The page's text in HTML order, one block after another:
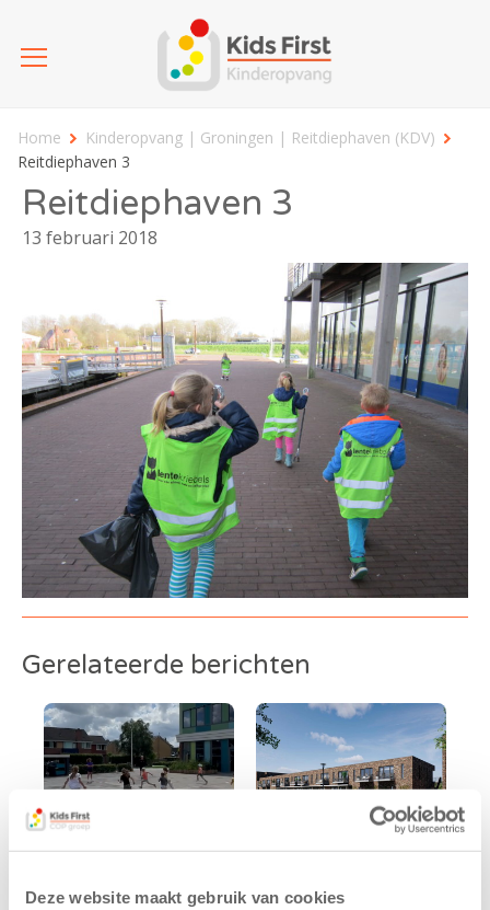
Deze website maakt gebruik van cookies
Home
Kinderopvang | Groningen | Reitdiephaven (KDV)
Reitdiephaven 3
Reitdiephaven 3
13 februari 2018
Gerelateerde berichten